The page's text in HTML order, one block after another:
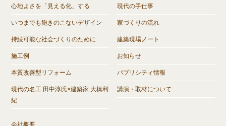
心地よさを「見える化」する
いつまでも飽きのこないデザイン
持続可能な社会づくりのために
施工例
本質改善型リフォーム
現代の名工 田中淳氏×建築家 大橋利
紀
現代の手仕事
家づくりの流れ
建築現場ノート
お知らせ
パブリシティ情報
講演・取材について
会社概要